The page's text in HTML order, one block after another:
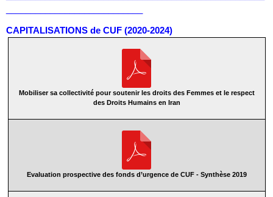
CAPITALISATIONS de CUF (2020-2024)
Mobiliser sa collectivité pour soutenir les droits des Femmes et le respect
des Droits Humains en Iran
Evaluation prospective des fonds d’urgence de CUF - Synthèse 2019